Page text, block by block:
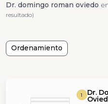
Dr. domingo roman oviedo
resultado)
Ordenamiento
1 Dr.